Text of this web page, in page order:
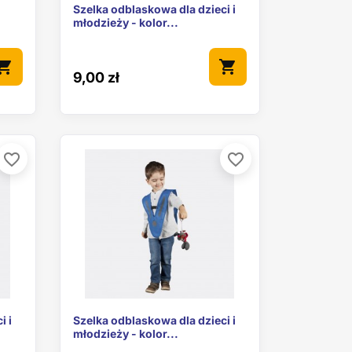
Szybki podgląd
Szelka odblaskowa dla dzieci i
młodzieży - kolor...
9,00 zł
shopping_cart
i
favorite_border
Szybki podgląd
Szelka odblaskowa dla dzieci i
młodzieży - kolor...
favorite_border